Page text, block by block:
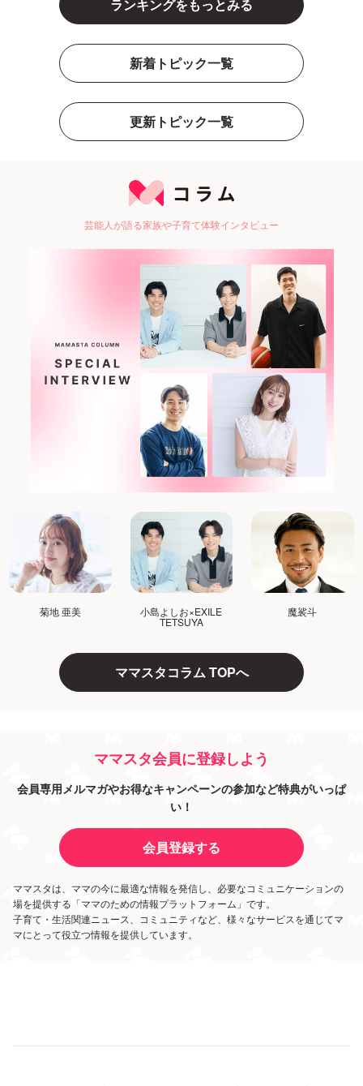
ランキングをもっとみる
新着トピック一覧
更新トピック一覧
芸能人が語る家族や子育て体験インタビュー
菊地 亜美 小島よしお×EXILE
TETSUYA
魔裟斗
ママスタコラム TOPへ
ママスタ会員に登録しよう
会員専用メルマガやお得なキャンペーンの参加など特典がいっぱ
い！
会員登録する
ママスタは、ママの今に最適な情報を発信し、必要なコミュニケーションの
場を提供する「ママのための情報プラットフォーム」です。
子育て・生活関連ニュース、コミュニティなど、様々なサービスを通じてマ
マにとって役立つ情報を提供しています。